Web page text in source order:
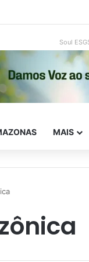
real
Soul
MAIS